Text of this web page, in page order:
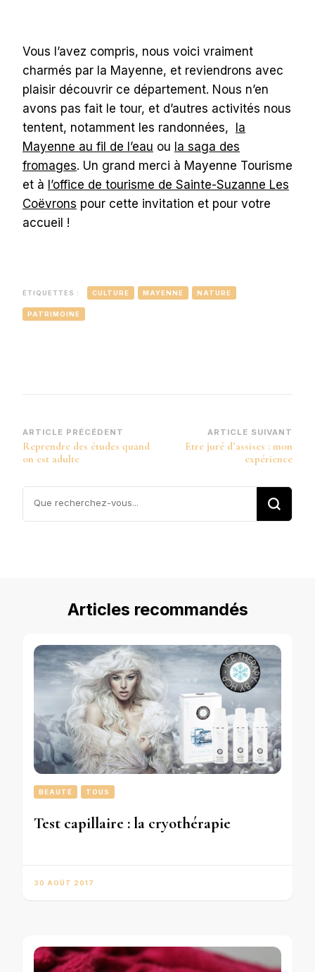
Vous l’avez compris, nous voici vraiment
charmés par la Mayenne, et reviendrons avec
plaisir découvrir ce département. Nous n’en
avons pas fait le tour, et d’autres activités nous
tentent, notamment les randonnées, la
Mayenne au fil de l’eau ou la saga des
fromages. Un grand merci à Mayenne Tourisme
et à l’office de tourisme de Sainte-Suzanne Les
Coëvrons pour cette invitation et pour votre
accueil !
ÉTIQUETTES : CULTURE MAYENNE NATURE
PATRIMOINE
Navigation
d’article
ARTICLE PRÉCÉDENT
Reprendre des études quand
on est adulte
ARTICLE SUIVANT
Etre juré d’assises : mon
expérience
Articles recommandés
BEAUTÉ TOUS
Test capillaire : la cryothérapie
30 AOÛT 2017